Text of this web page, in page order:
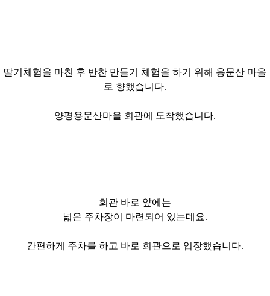
딸기체험을 마친 후 반찬 만들기 체험을 하기 위해 용문산 마을
로 향했습니다.
양평용문산마을 회관에 도착했습니다.
회관 바로 앞에는
넓은 주차장이 마련되어 있는데요.
간편하게 주차를 하고 바로 회관으로 입장했습니다.